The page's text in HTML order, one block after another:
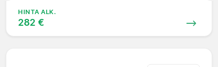
HINTA ALK.
282 €